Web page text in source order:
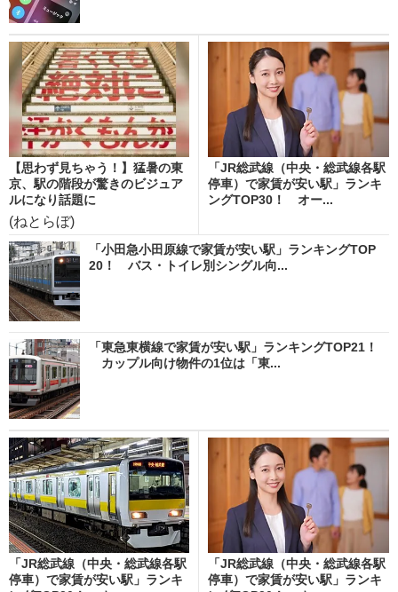
【思わず見ちゃう！】猛暑の東
京、駅の階段が驚きのビジュア
ルになり話題に
(ねとらぼ)
「JR総武線（中央・総武線各駅
停車）で家賃が安い駅」ランキ
ングTOP30！ オー...
「小田急小田原線で家賃が安い駅」ランキングTOP
20！ バス・トイレ別シングル向...
「東急東横線で家賃が安い駅」ランキングTOP21！
カップル向け物件の1位は「東...
「JR総武線（中央・総武線各駅
停車）で家賃が安い駅」ランキ
「JR総武線（中央・総武線各駅
停車）で家賃が安い駅」ランキ